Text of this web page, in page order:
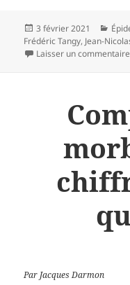
Publié
le
3 février 2021
Frédéric Tangy, Jean-
Laisser un commentaire
Par Jacques Darmon